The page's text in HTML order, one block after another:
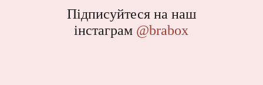
Підписуйтеся на наш
інстаграм @brabox